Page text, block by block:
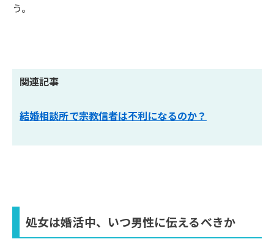
う。
関連記事
結婚相談所で宗教信者は不利になるのか？
処女は婚活中、いつ男性に伝えるべきか